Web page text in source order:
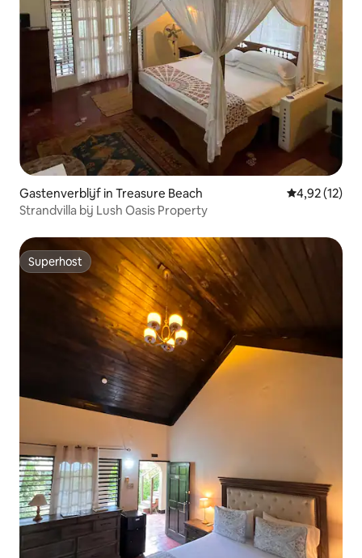
Gastenverblijf in Treasure Beach Gemiddelde
4,92 (12)
Strandvilla bij Lush Oasis Property
Superhost
Superhost